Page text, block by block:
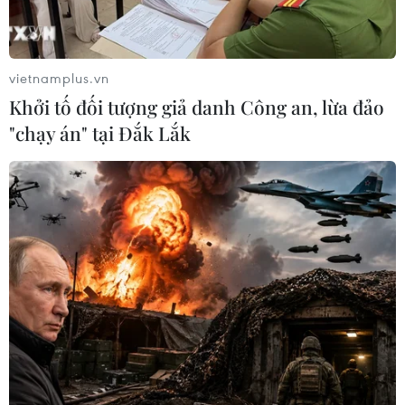
mới
03/08/2026 23:34
Ông Jay Clayton tuyên thệ nhậm
chức Giám đốc Tình báo Quốc gia
Mỹ
03/08/2026 22:44
Số lượng doanh nghiệp vừa, nhỏ,
siêu nhỏ Cuba tăng mạnh, vượt mốc
15.600
03/08/2026 02:15
Người tiêu dùng Mỹ tìm đến chợ
nông sản sau đợt bùng phát ký sinh
vietnamplus.vn
Khởi tố đối tượng giả danh Công an, lừa đảo
"chạy án" tại Đắk Lắk